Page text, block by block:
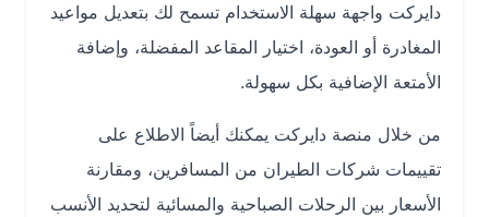
دايركت واجهة سهلة الاستخدام تسمح لك بتعديل مواعيد
المغادرة أو العودة، اختيار المقاعد المفضلة، وإضافة
الأمتعة الإضافية بكل سهولة.
من خلال منصة دايركت يمكنك أيضاً الاطلاع على
تقييمات شركات الطيران من المسافرين، ومقارنة
الأسعار بين الرحلات الصباحية والمسائية لتحديد الأنسب